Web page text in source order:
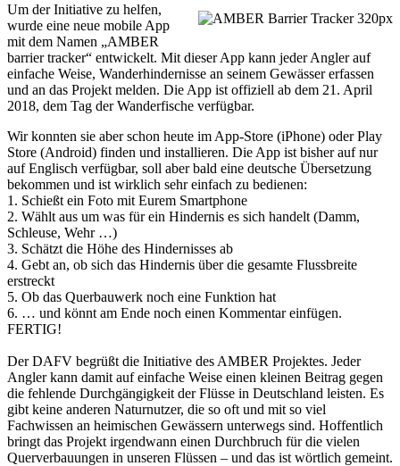
Um der Initiative zu helfen,
wurde eine neue mobile App
mit dem Namen „AMBER
barrier tracker“ entwickelt. Mit dieser App kann jeder Angler auf
einfache Weise, Wanderhindernisse an seinem Gewässer erfassen
und an das Projekt melden. Die App ist offiziell ab dem 21. April
2018, dem Tag der Wanderfische verfügbar.
Wir konnten sie aber schon heute im App-Store (iPhone) oder Play
Store (Android) finden und installieren. Die App ist bisher auf nur
auf Englisch verfügbar, soll aber bald eine deutsche Übersetzung
bekommen und ist wirklich sehr einfach zu bedienen:
1. Schießt ein Foto mit Eurem Smartphone
2. Wählt aus um was für ein Hindernis es sich handelt (Damm,
Schleuse, Wehr …)
3. Schätzt die Höhe des Hindernisses ab
4. Gebt an, ob sich das Hindernis über die gesamte Flussbreite
erstreckt
5. Ob das Querbauwerk noch eine Funktion hat
6. … und könnt am Ende noch einen Kommentar einfügen.
FERTIG!
Der DAFV begrüßt die Initiative des AMBER Projektes. Jeder
Angler kann damit auf einfache Weise einen kleinen Beitrag gegen
die fehlende Durchgängigkeit der Flüsse in Deutschland leisten. Es
gibt keine anderen Naturnutzer, die so oft und mit so viel
Fachwissen an heimischen Gewässern unterwegs sind. Hoffentlich
bringt das Projekt irgendwann einen Durchbruch für die vielen
Querverbauungen in unseren Flüssen – und das ist wörtlich gemeint.